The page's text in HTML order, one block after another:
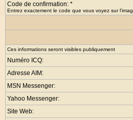
Code de confirmation: *
Entrez exactement le code que vous voyez sur
Ces informations seront visibles publiquement
Numéro ICQ:
Adresse AIM:
MSN Messenger:
Yahoo Messenger:
Site Web: